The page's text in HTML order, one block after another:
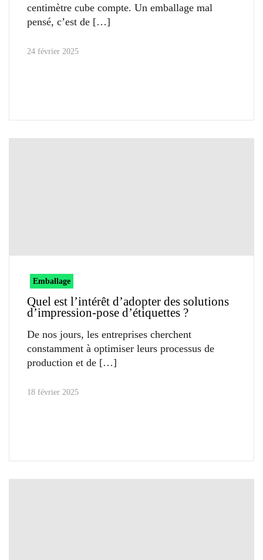
centimètre cube compte. Un emballage mal
pensé, c’est de
24 février 2025
Emballage
Quel est l’intérêt d’adopter des solutions
d’impression-pose d’étiquettes ?
De nos jours, les entreprises cherchent
constamment à optimiser leurs processus de
production et de
18 février 2025